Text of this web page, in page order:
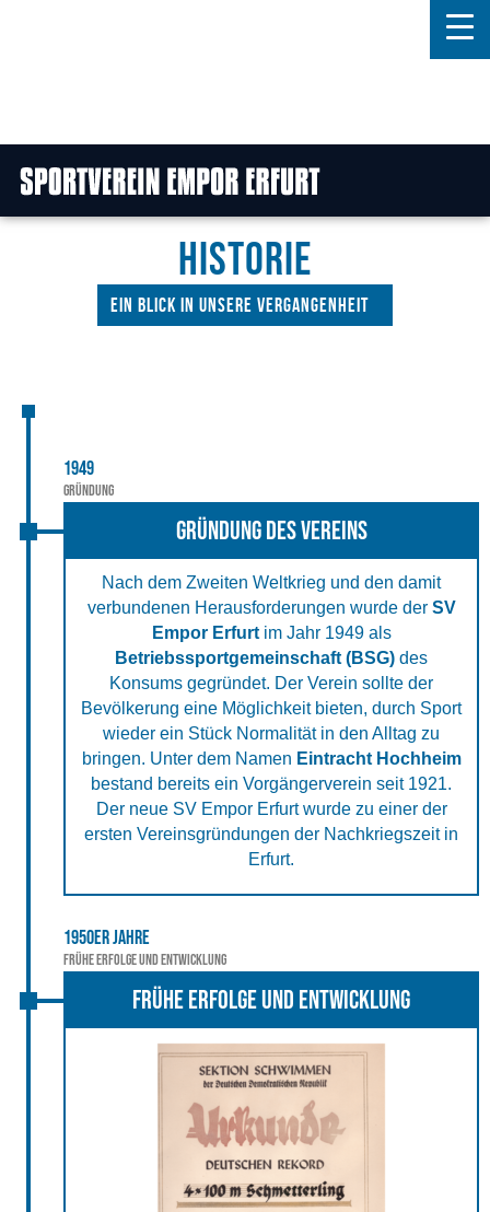
Home
Features
News
HISTORIE
Ein Blick in unsere Vergangenheit
1949
Gründung
Gründung des Vereins
Nach dem Zweiten Weltkrieg und den damit
verbundenen Herausforderungen wurde der SV
Empor Erfurtim Jahr 1949 als
Betriebssportgemeinschaft (BSG) des
Konsums gegründet. Der Verein sollte der
Bevölkerung eine Möglichkeit bieten, durch Sport
wieder ein Stück Normalität in den Alltag zu
bringen. Unter dem Namen Eintracht Hochheim
bestand bereits ein Vorgängerverein seit 1921.
Der neue SV Empor Erfurt wurde zu einer der
ersten Vereinsgründungen der Nachkriegszeit in
Erfurt.
1950er Jahre
Frühe Erfolge und Entwicklung
Frühe Erfolge und Entwicklung